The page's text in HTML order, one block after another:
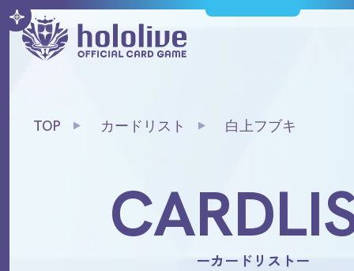
TOP カードリスト 白上フブキ
ーカードリストー